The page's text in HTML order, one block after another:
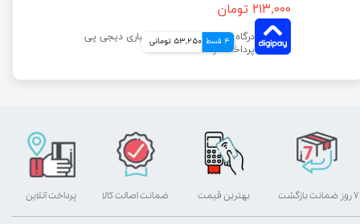
۲۱۳,۰۰۰ تومان
4 قسط 53,250 تومانی
بهترین قیمت پرداخت آنلاین ۷ روز ضمانت بازگشت ضمانت اصالت کالا